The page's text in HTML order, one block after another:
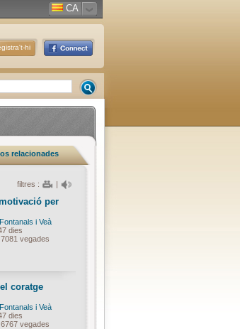
CA
hi
relacionades
filtres : |
per
i Veà
dies
vegades
coratge
i Veà
dies
vegades